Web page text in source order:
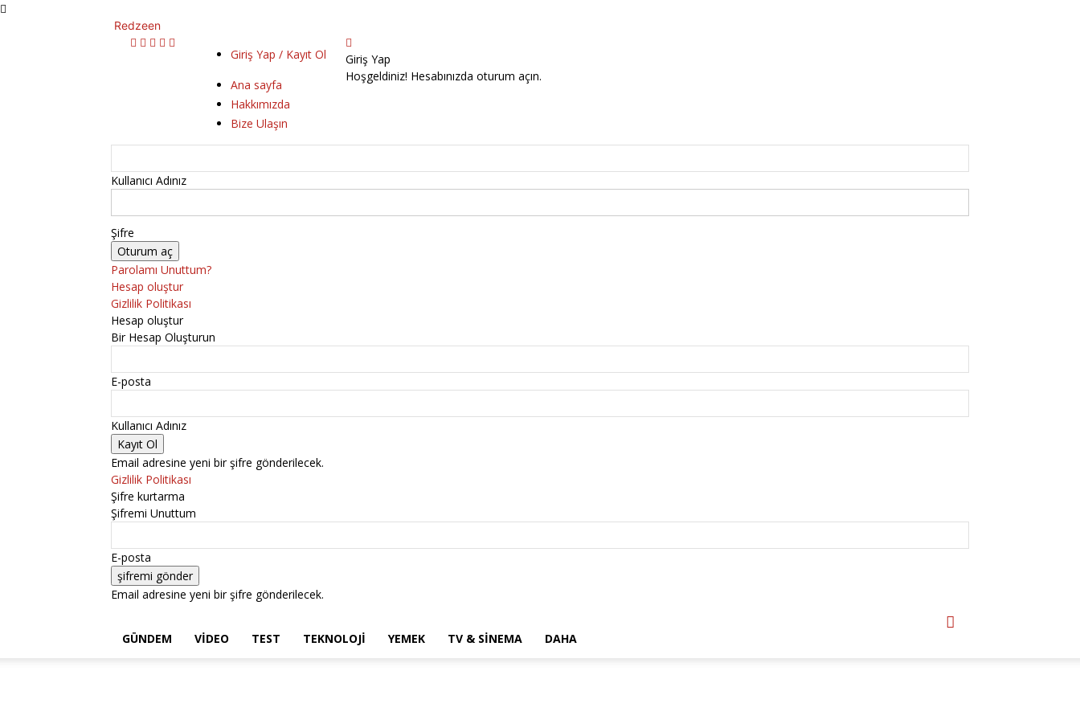
Redzeen
Giriş Yap / Kayıt Ol
Ana sayfa
Hakkımızda
Bize Ulaşın
Giriş Yap
Hoşgeldiniz! Hesabınızda oturum açın.
Kullanıcı Adınız
Şifre
Parolamı Unuttum?
Hesap oluştur
Gizlilik Politikası
Hesap oluştur
Bir Hesap Oluşturun
E-posta
Kullanıcı Adınız
Email adresine yeni bir şifre gönderilecek.
Gizlilik Politikası
Şifre kurtarma
Şifremi Unuttum
E-posta
Email adresine yeni bir şifre gönderilecek.
GÜNDEM VIDEO TEST TEKNOLOJI YEMEK TV & SINEMA DAHA